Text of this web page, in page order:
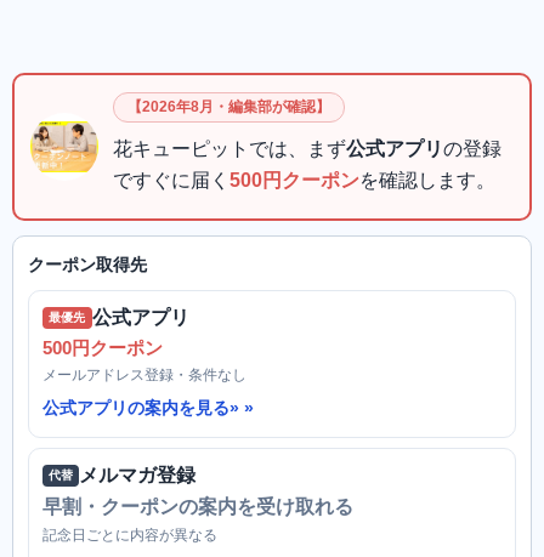
【2026年8月・編集部が確認】
花キューピットでは、まず公式アプリの登録
ですぐに届く 500円クーポンを確認します。
クーポン取得先
最優先 公式アプリ
500円クーポン
メールアドレス登録・条件なし
公式アプリの案内を見る»
代替
メルマガ登録
早割・クーポンの案内を受け取れる
記念日ごとに内容が異なる